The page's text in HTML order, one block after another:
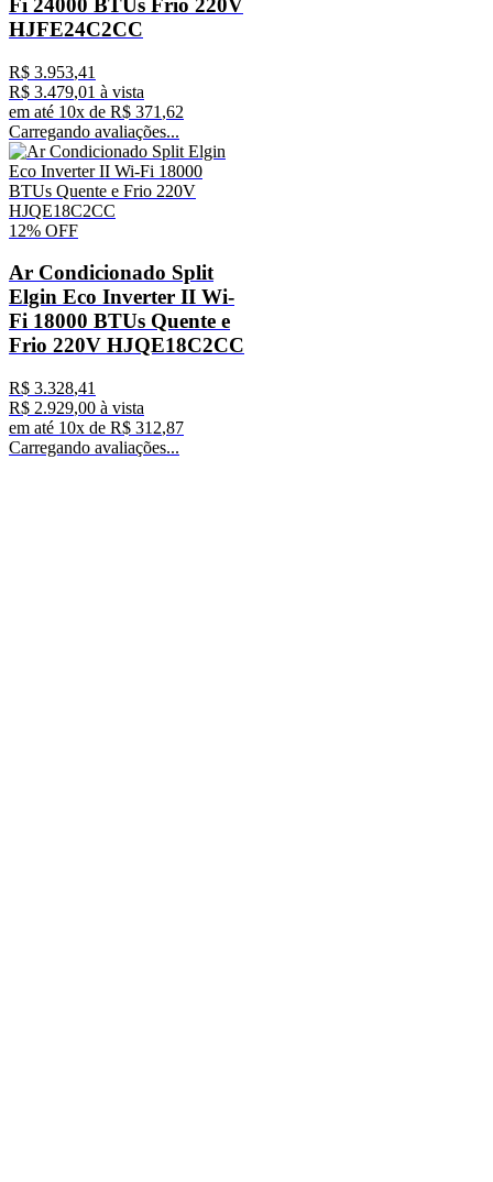
Fi 24000 BTUs Frio 220V
HJFE24C2CC
R$ 3.953,41
R$ 3.479,01 à vista
em até 10x de R$ 371 ,62
Carregando avaliações...
12% OFF
Ar Condicionado Split
Elgin Eco Inverter II Wi-
Fi 18000 BTUs Quente e
Frio 220V HJQE18C2CC
R$ 3.328,41
R$ 2.929,00 à vista
em até 10x de R$ 312,87
Carregando avaliações...